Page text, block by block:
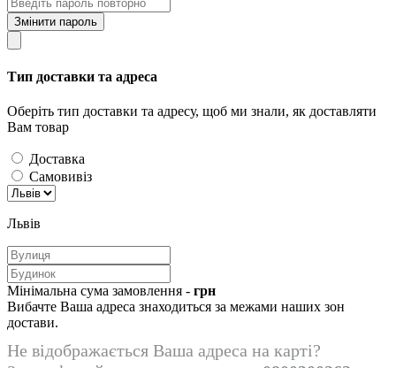
Змінити пароль
Тип доставки та адреса
Оберіть тип доставки та адресу, щоб ми знали, як доставляти
Вам товар
Доставка
Самовивіз
Львів
Мінімальна сума замовлення - грн
Вибачте Ваша адреса знаходиться за межами наших зон
достави.
Не відображається Ваша адреса на карті?